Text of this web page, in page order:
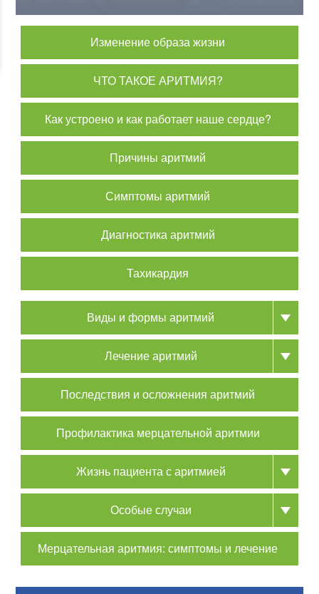
Изменение образа жизни
ЧТО ТАКОЕ АРИТМИЯ?
Как устроено и как работает наше сердце?
Причины аритмий
Симптомы аритмий
Диагностика аритмий
Тахикардия
Виды и формы аритмий
Лечение аритмий
Последствия и осложнения аритмий
Профилактика мерцательной аритмии
Жизнь пациента с аритмией
Особые случаи
Мерцательная аритмия: симптомы и лечение